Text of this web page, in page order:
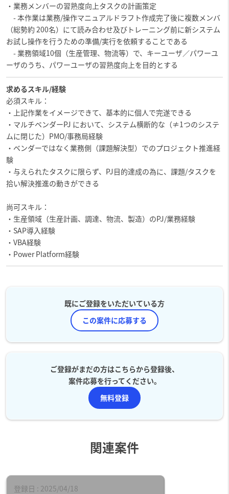
・業務メンバーの習熟度向上タスクの計画策定
- 本作業は業務/操作マニュアルドラフト作成完了後に複数メンバ
（総勢約 200名）にて読み合わせ及びトレーニング前に新システム
お試し操作を行うための準備/実行を依頼することである
- 業務領域10個（生産管理、物流等）で、キーユーザ／パワーユ
ーザのうち、パワーユーザの習熟度向上を目的とする
求めるスキル/経験
必須スキル：
・上記作業をイメージできて、基本的に個人で完遂できる
・マルチベンダーPJ において、システム横断的な（≠1つのシステ
ムに閉じた）PMO/事務局経験
・ベンダーではなく業務側（課題解決型）でのプロジェクト推進経
験
・与えられたタスクに限らず、PJ目的達成の為に、課題/タスクを
拾い解決推進の動きができる
尚可スキル：
・生産領域（生産計画、調達、物流、製造）のPJ/業務経験
・SAP導入経験
・VBA経験
・Power Platform経験
既にご登録をいただいている方
この案件に応募する
ご登録がまだの方はこちらから登録後、
案件応募を行ってください。
無料登録
関連案件
登録日 2025/04/18